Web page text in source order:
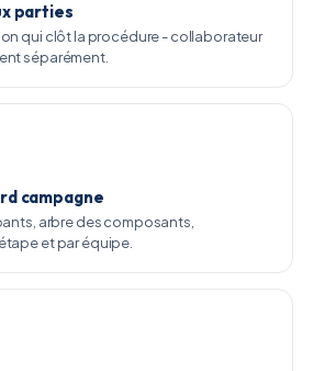
parties
qui clôt la procédure - collaborateur
séparément.
campagne
arbre des composants,
et par équipe.